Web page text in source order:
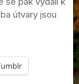
útvary jsou